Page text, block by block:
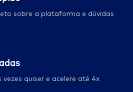
sobre a plataforma e dúvidas
quiser e acelere até 4x